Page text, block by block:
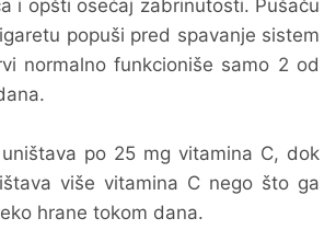
i opšti osećaj zabrinutosti. Pušaču
popuši pred spavanje sistem
normalno funkcioniše samo 2 od
po 25 mg vitamina C, dok
više vitamina C nego što ga
hrane tokom dana.